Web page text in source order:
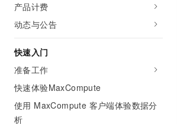
产品计费
动态与公告
快速入门
准备工作
快速体验MaxCompute
使用 MaxCompute 客户端体验数据分
析
容器
存储
网络与CDN
大数据
现代化应用
安全